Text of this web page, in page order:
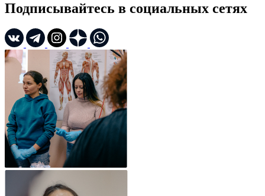
Подписывайтесь в социальных сетях